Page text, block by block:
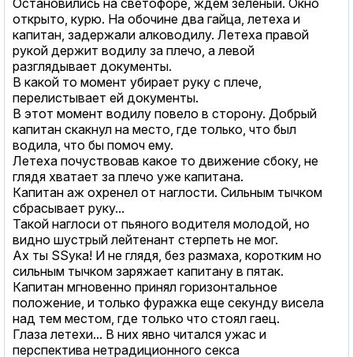
открыто, курю. На обочине два гайца, летеха и
капитан, задержали алководилу. Летеха правой
рукой держит водилу за плечо, а левой
разглядывает документы.
В какой то момент убирает руку с плече,
перелистывает ей документы.
В этот момент водилу повело в сторону. Добрый
капитан скакнул на место, где только, что был
водила, что бы помоч ему.
Летеха почуствовав какое то движение сбоку, не
глядя хватает за плечо уже капитана.
Капитан аж охренел от наглости. Сильным тычком
сбрасывает руку...
Такой наглоси от пьяного водителя молодой, но
видно шустрый лейтенант стерпеть не мог.
Ах ты SSука! И не глядя, без размаха, коротким но
сильным тычком заряжает капитану в пятак.
Капитан мгновенно принял горизонтальное
положение, и только фуражка еще секунду висела
над тем местом, где только что стоял гаец.
Глаза летехи... В них явно читался ужас и
перспектива нетрадиционного cекcа